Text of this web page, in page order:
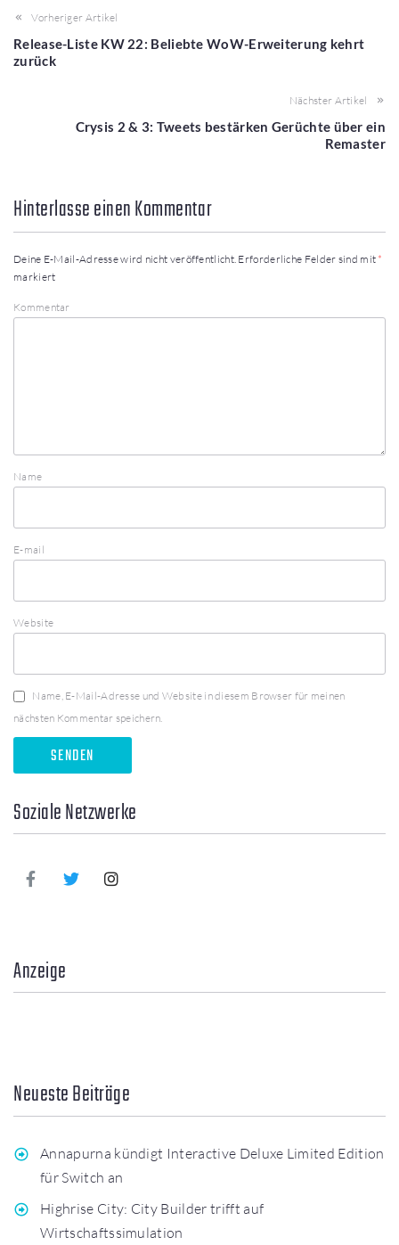
Vorheriger Artikel
Release-Liste KW 22: Beliebte WoW-Erweiterung kehrt
zurück
Nächster Artikel
Crysis 2 & 3: Tweets bestärken Gerüchte über ein
Remaster
Hinterlasse einen Kommentar
Deine E-Mail-Adresse wird nicht veröffentlicht. Erforderliche Felder sind mit *
markiert
Kommentar
Name
E-mail
Website
Name, E-Mail-Adresse und Website in diesem Browser für meinen
nächsten Kommentar speichern.
Soziale Netzwerke
Anzeige
Neueste Beiträge
Annapurna kündigt Interactive Deluxe Limited Edition
für Switch an
Highrise City: City Builder trifft auf
Wirtschaftssimulation